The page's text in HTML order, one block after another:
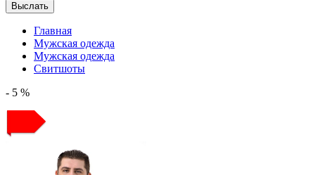
Выслать
Главная
Мужская одежда
Мужская одежда
Свитшоты
- 5 %